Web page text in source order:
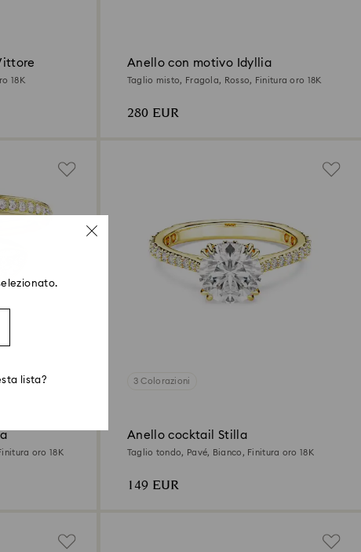
18K
Anello con motivo Idyllia
Taglio misto, Fragola, Rosso, Finitura oro 18K
280 EUR
oro 18K
3 Colorazioni
Anello cocktail Stilla
Taglio tondo, Pavé, Bianco, Finitura oro 18K
149 EUR
lista?